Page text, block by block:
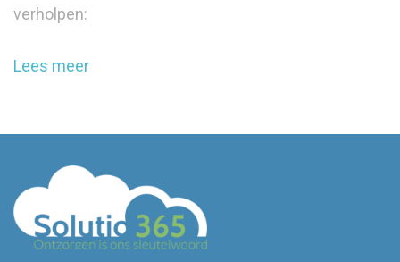
verholpen:
Lees meer